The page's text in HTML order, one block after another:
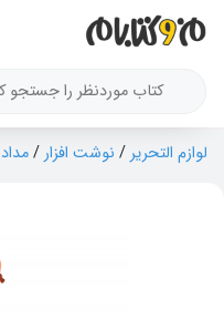
لوازم التحریر/ نوشت افزار/مداد